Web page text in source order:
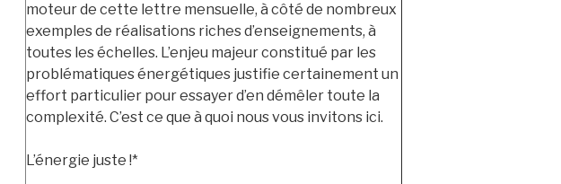
moteur de cette lettre mensuelle, à côté de nombreux
exemples de réalisations riches d’enseignements, à
toutes les échelles. L’enjeu majeur constitué par les
problématiques énergétiques justifie certainement un
effort particulier pour essayer d’en démêler toute la
complexité. C’est ce que à quoi nous vous invitons ici.
L’énergie juste !*